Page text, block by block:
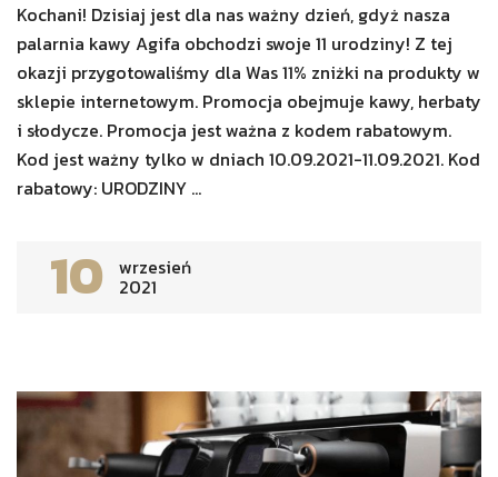
Kochani! Dzisiaj jest dla nas ważny dzień, gdyż nasza
palarnia kawy Agifa obchodzi swoje 11 urodziny! Z tej
okazji przygotowaliśmy dla Was 11% zniżki na produkty w
sklepie internetowym. Promocja obejmuje kawy, herbaty
i słodycze. Promocja jest ważna z kodem rabatowym.
Kod jest ważny tylko w dniach 10.09.2021-11.09.2021. Kod
rabatowy: URODZINY ...
10 wrzesień
2021